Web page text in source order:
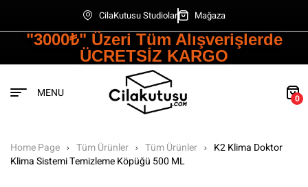
CilaKutusu Studiolar Mağaza
"3000₺" Üzeri Tüm Alışverişlerde
ÜCRETSİZ KARGO
MENU 0
Home Page Tüm Ürünler Tüm Ürünler
K2 Klima Doktor
Klima Sistemi Temizleme Köpüğü 500 ML